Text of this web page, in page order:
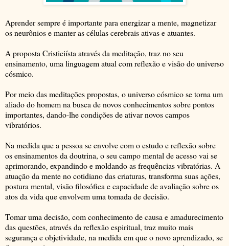
Aprender sempre é importante para energizar a mente, magnetizar
os neurônios e manter as células cerebrais ativas e atuantes.
A proposta Cristiciísta através da meditação, traz no seu
ensinamento, uma linguagem atual com reflexão e visão do universo
cósmico.
Por meio das meditações propostas, o universo cósmico se torna um
aliado do homem na busca de novos conhecimentos sobre pontos
importantes, dando-lhe condições de ativar novos campos
vibratórios.
Na medida que a pessoa se envolve com o estudo e reflexão sobre
os ensinamentos da doutrina, o seu campo mental de acesso vai se
aprimorando, expandindo e moldando as frequências vibratórias. A
atuação da mente no cotidiano das criaturas, transforma suas ações,
postura mental, visão filosófica e capacidade de avaliação sobre os
atos da vida que envolvem uma tomada de decisão.
Tomar uma decisão, com conhecimento de causa e amadurecimento
das questões, através da reflexão espiritual, traz muito mais
segurança e objetividade, na medida em que o novo aprendizado, se